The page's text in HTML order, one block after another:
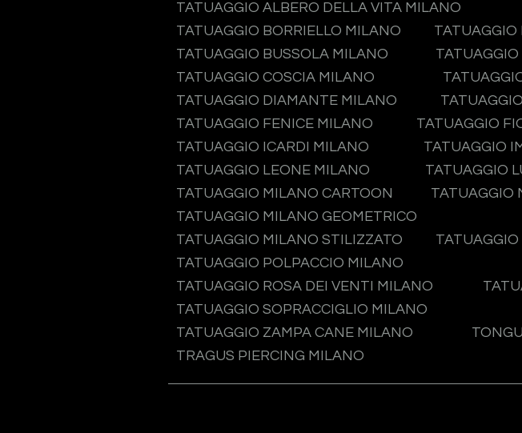
TATUAGGIO ALBERO DELLA VITA MILANO
TATUAGGIO BORRIELLO MILANO
TATUAGGIO
TATUAGGIO BUSSOLA MILANO
TATUAGGIO COSCIA MILANO
TATUAGGIO DIAMANTE MILANO
TATUAGGIO FENICE MILANO
TATUAGGIO
TATUAGGIO ICARDI MILANO
TATUAGGIO
TATUAGGIO LEONE MILANO
TATUAGGIO
TATUAGGIO MILANO CARTOON
TATUAGGIO
TATUAGGIO MILANO GEOMETRICO
TATUAGGIO MILANO STILIZZATO
TATUAGGIO POLPACCIO MILANO
TATUAGGIO ROSA DEI VENTI MILANO
TATUAGGIO SOPRACCIGLIO MILANO
TATUAGGIO ZAMPA CANE MILANO
TRAGUS PIERCING MILANO